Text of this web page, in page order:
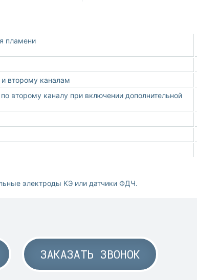
пламени
второму каналам
второму каналу при включении дополнительной
электроды КЭ или датчики ФДЧ.
ЗАКАЗАТЬ ЗВОНОК